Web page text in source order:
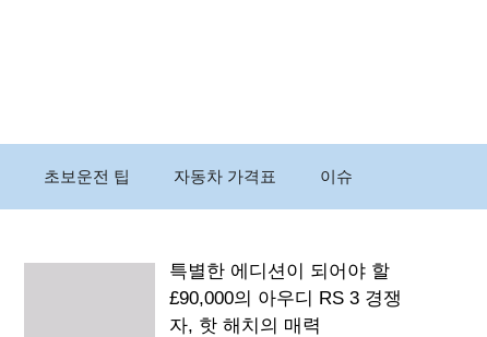
초보운전 팁 자동차 가격표 이슈
특별한 에디션이 되어야 할
£90,000의 아우디 RS 3 경쟁
자, 핫 해치의 매력